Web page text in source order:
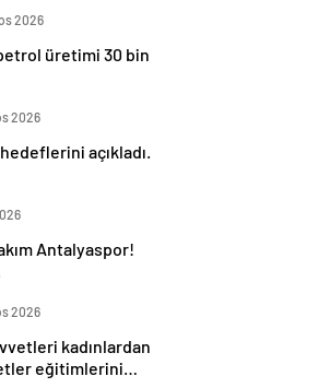
2026
üretimi 30 bin
2026
açıkladı.
Antalyaspor!
2026
kadınlardan
eğitimlerini